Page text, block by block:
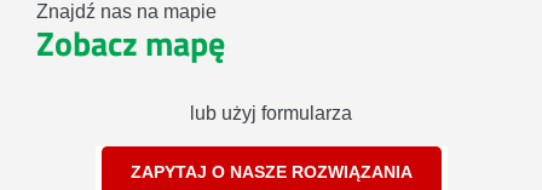
Znajdź nas na mapie
Zobacz mapę
lub użyj formularza
ZAPYTAJ O NASZE ROZWIĄZANIA